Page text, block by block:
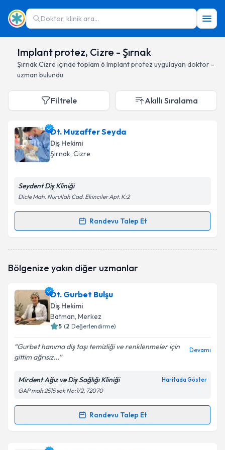
Doktor, klinik ara...
Implant protez, Cizre - Şırnak
ŞırnakCizre içinde toplam 6 Implant protez uygulayan doktor -
uzman bulundu
Filtrele Akıllı Sıralama
Dt. Muzaffer Seyda
Diş Hekimi
Şırnak, Cizre
Seydent Diş Kliniği
Dicle Mah. Nurullah Cad. Ekinciler Apt. K:2
Randevu Talep Et
Randevu Takvimi Talebi
oluşturun. Size bu uzmandan randevu almanız için bir
E-posta Adresiniz
Kişisel verilerimin işlenmesine ilişkinAydınlatma
Metni
Bölgenize yakın diğer uzmanlar
Dt. Gurbet Bulşu
Diş Hekimi
Batman, Merkez
5 (2 Değerlendirme)
Gurbet hanıma diş taşı temizliği ve renklenmeler için
gittim ağrısız...
Devamı
Mirdent Ağız ve Diş Sağlığı Kliniği Haritada Göster
GAP mah 2515 sok No:1/2, 72070
Randevu Talep Et
Randevu Takvimi Talebi